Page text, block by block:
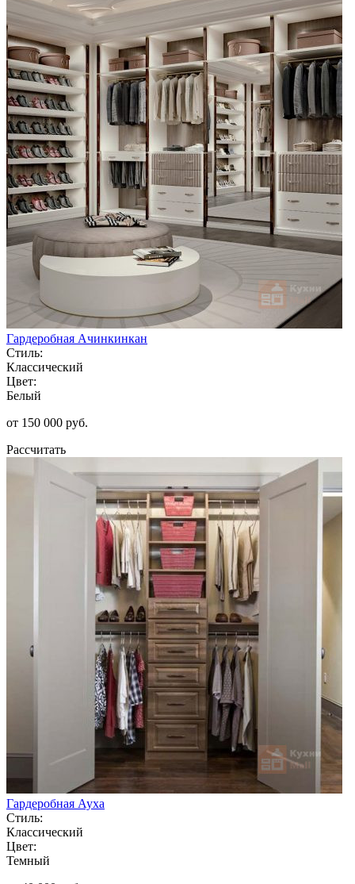
Гардеробная Ачинкинкан
Стиль:
Классический
Цвет:
Белый
от 150 000 руб.
Рассчитать
Гардеробная Ауха
Стиль:
Классический
Цвет:
Темный